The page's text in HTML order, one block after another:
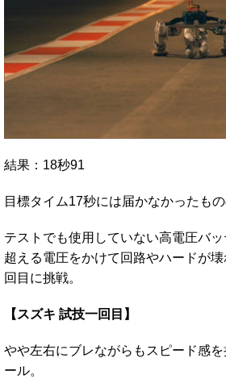
結果：18秒91
目標タイム17秒には届かなかったも
テストでも使用していない高電圧バ
超える電圧をかけて回路やハードが
回目に挑戦。
【スズキ 試技一回目】
やや左右にブレながらもスピード感
ール。